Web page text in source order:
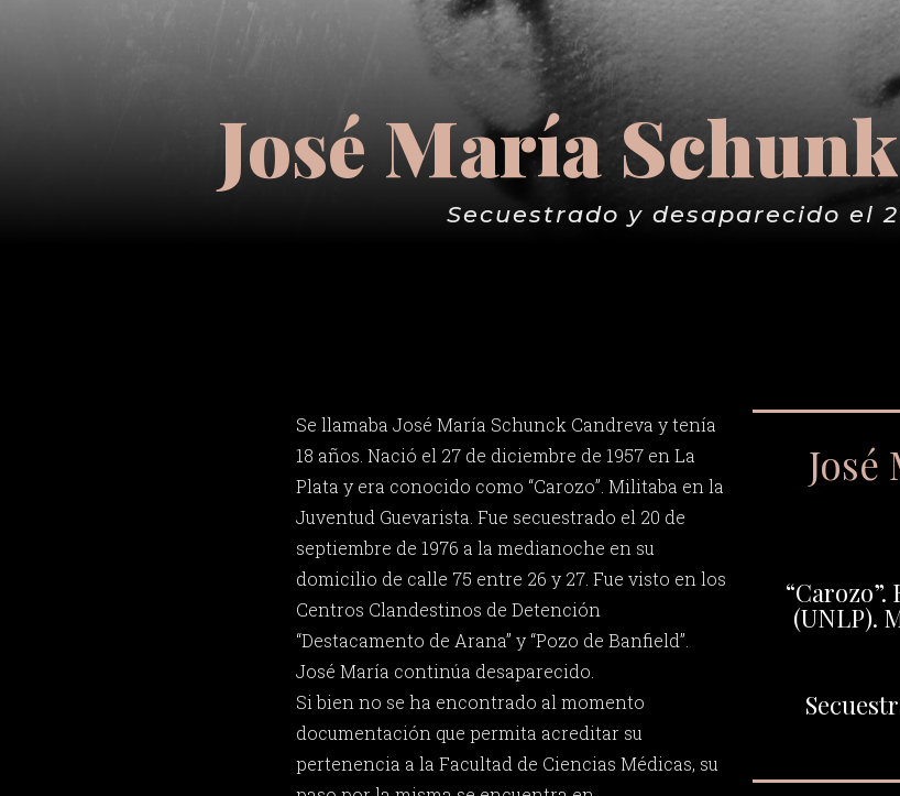
José María
Secuestrado y desaparecido el
Se llamaba José María Schunck Candreva y tenía
18 años. Nació el 27 de diciembre de 1957 en La
Plata y era conocido como “Carozo”. Militaba en la
Juventud Guevarista. Fue secuestrado el 20 de
septiembre de 1976 a la medianoche en su
domicilio de calle 75 entre 26 y 27. Fue visto en los
Centros Clandestinos de Detención
“Destacamento de Arana” y “Pozo de Banfield”.
José María continúa desaparecido.
Si bien no se ha encontrado al momento
documentación que permita acreditar su
pertenencia a la Facultad de Ciencias Médicas, su
José
(UNLP).